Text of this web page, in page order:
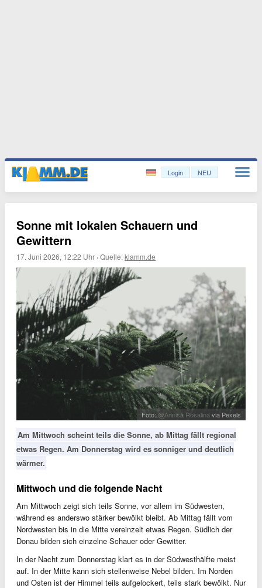
Login NEU
Sonne mit lokalen Schauern und
Gewittern
17. Juni 2026, 12:22 Uhr ·Quelle:klamm.de
Foto:@Annisa Rosalinavia Pexels
Am Mittwoch scheint teils die Sonne, ab Mittag fällt regional
etwas Regen. Am Donnerstag wird es sonniger und deutlich
wärmer.
Mittwoch und die folgende Nacht
Am Mittwoch zeigt sich teils Sonne, vor allem im Südwesten,
während es anderswo stärker bewölkt bleibt. Ab Mittag fällt vom
Nordwesten bis in die Mitte vereinzelt etwas Regen. Südlich der
Donau bilden sich einzelne Schauer oder Gewitter.
In der Nacht zum Donnerstag klart es in der Südwesthälfte meist
auf. In der Mitte kann sich stellenweise Nebel bilden. Im Norden
und Osten ist der Himmel teils aufgelockert, teils stark bewölkt. Nur